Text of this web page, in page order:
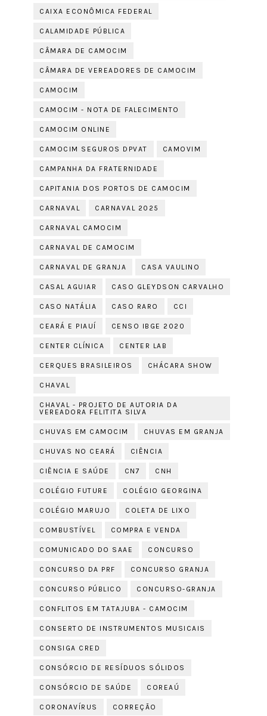
CAIXA ECONÔMICA FEDERAL
CALAMIDADE PÚBLICA
CÂMARA DE CAMOCIM
CÂMARA DE VEREADORES DE CAMOCIM
CAMOCIM
CAMOCIM - NOTA DE FALECIMENTO
CAMOCIM ONLINE
CAMOCIM SEGUROS DPVAT CAMOVIM
CAMPANHA DA FRATERNIDADE
CAPITANIA DOS PORTOS DE CAMOCIM
CARNAVAL CARNAVAL 2025
CARNAVAL CAMOCIM
CARNAVAL DE CAMOCIM
CARNAVAL DE GRANJA CASA VAULINO
CASAL AGUIAR CASO GLEYDSON CARVALHO
CASO NATÁLIA CASO RARO CCI
CEARÁ E PIAUÍ CENSO IBGE 2020
CENTER CLÍNICA CENTER LAB
CERQUES BRASILEIROS CHÁCARA SHOW
CHAVAL
CHAVAL - PROJETO DE AUTORIA DA
VEREADORA FELITITA SILVA
CHUVAS EM CAMOCIM CHUVAS EM GRANJA
CHUVAS NO CEARÁ CIÊNCIA
CIÊNCIA E SAÚDE CN7 CNH
COLÉGIO FUTURE COLÉGIO GEORGINA
COLÉGIO MARUJO COLETA DE LIXO
COMBUSTÍVEL COMPRA E VENDA
COMUNICADO DO SAAE CONCURSO
CONCURSO DA PRF CONCURSO GRANJA
CONCURSO PÚBLICO CONCURSO-GRANJA
CONFLITOS EM TATAJUBA - CAMOCIM
CONSERTO DE INSTRUMENTOS MUSICAIS
CONSIGA CRED
CONSÓRCIO DE RESÍDUOS SÓLIDOS
CONSÓRCIO DE SAÚDE COREAÚ
CORONAVÍRUS CORREÇÃO